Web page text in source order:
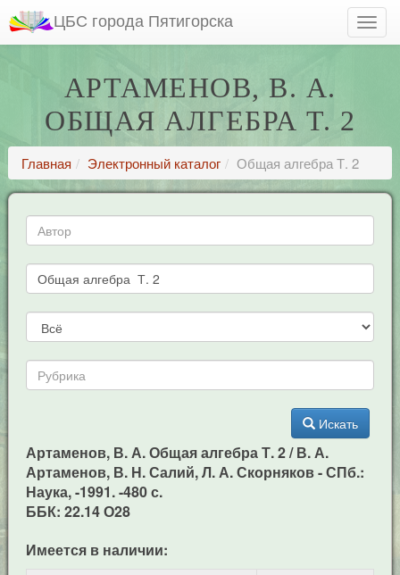
ЦБС города Пятигорска
АРТАМЕНОВ, В. А.
ОБЩАЯ АЛГЕБРА Т. 2
Главная Электронный каталог Общая алгебра Т. 2
Искать
Артаменов, В. А. Общая алгебра Т. 2 / В. А.
Артаменов, В. Н. Салий, Л. А. Скорняков - СПб.:
Наука, -1991. -480 с.
ББК: 22.14 О28
Имеется в наличии: